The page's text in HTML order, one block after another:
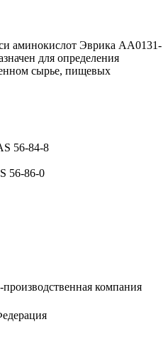
аминокислот Эврика AA0131-
для определения
сырье, пищевых
56-84-8
56-86-0
компания